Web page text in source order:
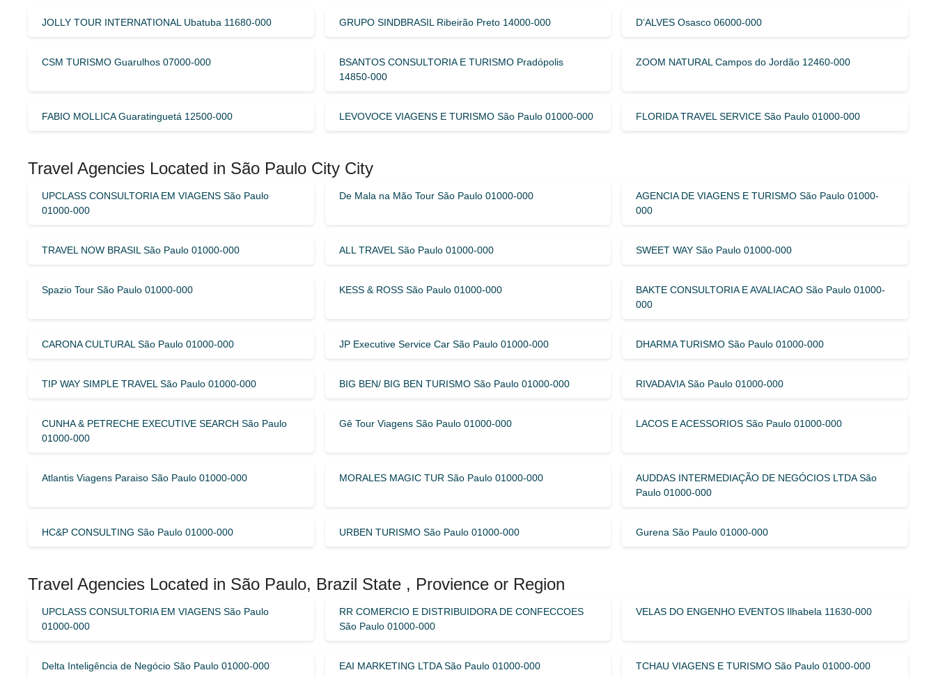
JOLLY TOUR INTERNATIONAL Ubatuba 11680-000 GRUPO SINDBRASIL Ribeirão Preto 14000-000 D’ALVES Osasco 06000-000
CSM TURISMO Guarulhos 07000-000
BSANTOS CONSULTORIA E TURISMO Pradópolis
14850-000
ZOOM NATURAL Campos do Jordão 12460-000
FABIO MOLLICA Guaratinguetá 12500-000 LEVOVOCE VIAGENS E TURISMO São Paulo 01000-000 FLORIDA TRAVEL SERVICE São Paulo 01000-000
Travel Agencies Located in São Paulo City City
UPCLASS CONSULTORIA EM VIAGENS São Paulo
01000-000
De Mala na Mão Tour São Paulo 01000-000
AGENCIA DE VIAGENS E TURISMO São Paulo 01000-
000
TRAVEL NOW BRASIL São Paulo 01000-000 ALL TRAVEL São Paulo 01000-000 SWEET WAY São Paulo 01000-000
Spazio Tour São Paulo 01000-000 KESS & ROSS São Paulo 01000-000
BAKTE CONSULTORIA E AVALIACAO São Paulo 01000-
000
CARONA CULTURAL São Paulo 01000-000 JP Executive Service Car São Paulo 01000-000 DHARMA TURISMO São Paulo 01000-000
TIP WAY SIMPLE TRAVEL São Paulo 01000-000 BIG BEN/ BIG BEN TURISMO São Paulo 01000-000 RIVADAVIA São Paulo 01000-000
CUNHA & PETRECHE EXECUTIVE SEARCH São Paulo
01000-000
Gê Tour Viagens São Paulo 01000-000 LACOS E ACESSORIOS São Paulo 01000-000
Atlantis Viagens Paraiso São Paulo 01000-000 MORALES MAGIC TUR São Paulo 01000-000
AUDDAS INTERMEDIAÇÃO DE NEGÓCIOS LTDA São
Paulo 01000-000
HC&P CONSULTING São Paulo 01000-000 URBEN TURISMO São Paulo 01000-000 Gurena São Paulo 01000-000
Travel Agencies Located in São Paulo, Brazil State , Provience or Region
UPCLASS CONSULTORIA EM VIAGENS São Paulo
01000-000
RR COMERCIO E DISTRIBUIDORA DE CONFECCOES
São Paulo 01000-000
VELAS DO ENGENHO EVENTOS Ilhabela 11630-000
Delta Inteligência de Negócio São Paulo 01000-000 EAI MARKETING LTDA São Paulo 01000-000 TCHAU VIAGENS E TURISMO São Paulo 01000-000